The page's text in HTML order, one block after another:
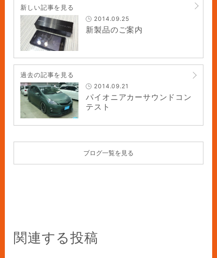
新しい記事を見る
2014.09.25
新製品のご案内
過去の記事を見る
2014.09.21
パイオニアカーサウンドコン
テスト
ブログ一覧を見る
関連する投稿